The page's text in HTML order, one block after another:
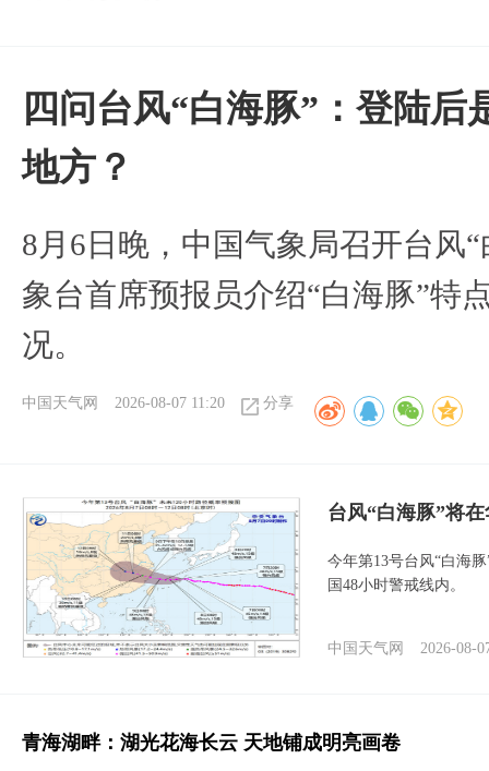
四问台风“白海豚”：登陆
地方？
8月6日晚，中国气象局召开台风
象台首席预报员介绍“白海豚”特
况。
中国天气网 2026-08-07 11:20 分享
台风“白海豚”将
今年第13号台风“白海
国48小时警戒线内。
中国天气网 2026-08-
青海湖畔：湖光花海长云 天地铺成明亮画卷